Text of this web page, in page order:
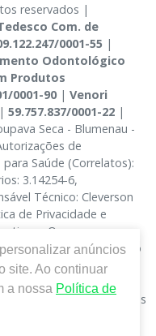
reservados |
Com. de
0001-55 |
Odontológico
Produtos
0001-90| Venori
| 59.757.837/0001-22 |
Seca - Blumenau -
de
Saúde (Correlatos):
3.14254-6,
Técnico: Cleverson
de Privacidade e
- Os preços e
a alterações. Em caso
valor válido é o do
por atacado, por isso
compras de grandes
anúncios
site. Ao continuar
a nossa Política de